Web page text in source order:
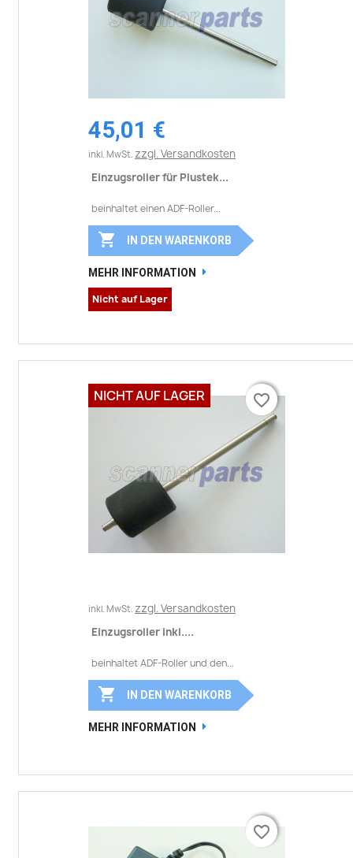
45,01 €
inkl. MwSt. zzgl. Versandkosten
Einzugsroller für Plustek...
beinhaltet einen ADF-Roller...
 IN DEN WARENKORB
MEHR INFORMATION
Nicht auf Lager
inkl. MwSt. zzgl. Versandkosten
Einzugsroller inkl....
beinhaltet ADF-Roller und den...
favorite_border
 IN DEN WARENKORB
MEHR INFORMATION
NICHT AUF LAGER favorite_border
favorite_border
favorite_border